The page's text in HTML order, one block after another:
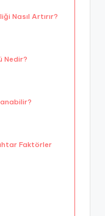
Nasıl Artırır?
Nedir?
Faktörler